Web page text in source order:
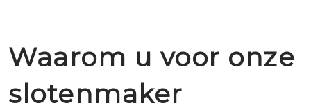
Waarom u voor onze
slotenmaker